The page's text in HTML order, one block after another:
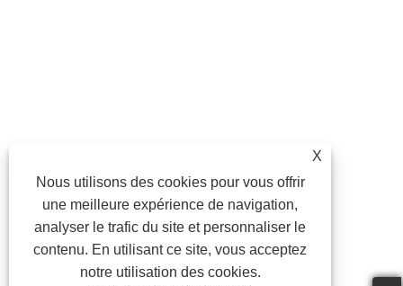
X
Nous utilisons des cookies pour vous offrir
une meilleure expérience de navigation,
analyser le trafic du site et personnaliser le
contenu. En utilisant ce site, vous acceptez
notre utilisation des cookies.